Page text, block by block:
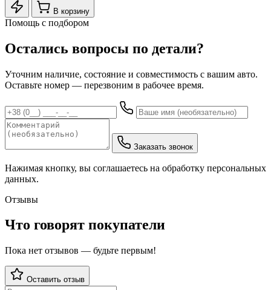
В корзину
Помощь с подбором
Остались вопросы по детали?
Уточним наличие, состояние и совместимость с вашим авто.
Оставьте номер — перезвоним в рабочее время.
Заказать звонок
Нажимая кнопку, вы соглашаетесь на обработку персональных
данных.
Отзывы
Что говорят покупатели
Пока нет отзывов — будьте первым!
Оставить отзыв